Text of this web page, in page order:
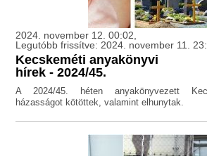
2024. november 12. 00:02,
Legutóbb frissítve: 2024. november 11.
Kecskeméti anyakönyvi
hírek - 2024/45.
A 2024/45. héten anyakönyvezett
házasságot kötöttek, valamint elhunytak.